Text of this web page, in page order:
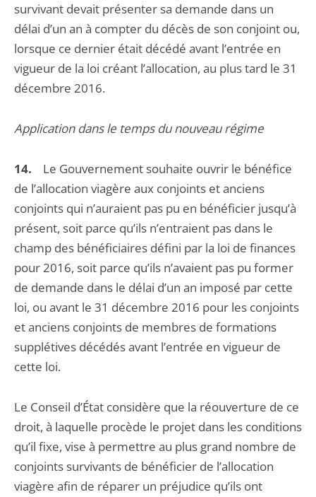
survivant devait présenter sa demande dans un
délai d’un an à compter du décès de son conjoint ou,
lorsque ce dernier était décédé avant l’entrée en
vigueur de la loi créant l’allocation, au plus tard le 31
décembre 2016.
Application dans le temps du nouveau régime
14.
Le Gouvernement souhaite ouvrir le bénéfice
de l’allocation viagère aux conjoints et anciens
conjoints qui n’auraient pas pu en bénéficier jusqu’à
présent, soit parce qu’ils n’entraient pas dans le
champ des bénéficiaires défini par la loi de finances
pour 2016, soit parce qu’ils n’avaient pas pu former
de demande dans le délai d’un an imposé par cette
loi, ou avant le 31 décembre 2016 pour les conjoints
et anciens conjoints de membres de formations
supplétives décédés avant l’entrée en vigueur de
cette loi.
Le Conseil d’État considère que la réouverture de ce
droit, à laquelle procède le projet dans les conditions
qu’il fixe, vise à permettre au plus grand nombre de
conjoints survivants de bénéficier de l’allocation
viagère afin de réparer un préjudice qu’ils ont